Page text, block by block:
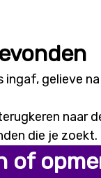
ingaf, gelieve
naar
die je zoekt.
of